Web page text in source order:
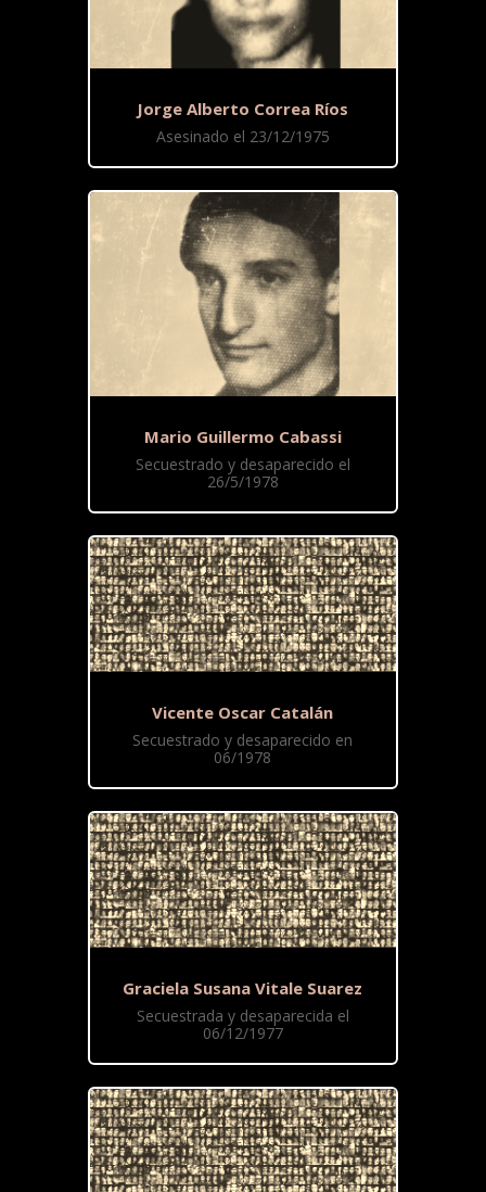
Jorge Alberto Correa Ríos
Asesinado el 23/12/1975
Mario Guillermo Cabassi
Secuestrado y desaparecido el
26/5/1978
Vicente Oscar Catalán
Secuestrado y desaparecido en
06/1978
Graciela Susana Vitale Suarez
Secuestrada y desaparecida el
06/12/1977